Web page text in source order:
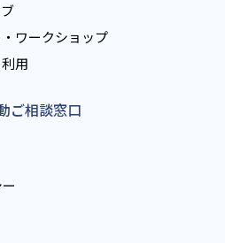
ワークショップ
用
ご相談窓口